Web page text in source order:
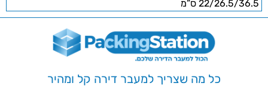
22/26.5/36.5 ס”מ
כל מה שצריך למעבר דירה קל ומהיר